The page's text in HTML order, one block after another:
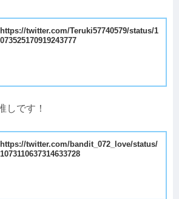
https://twitter.com/Teruki57740579/status/1
073525170919243777
しです！
https://twitter.com/bandit_072_love/status/
1073110637314633728